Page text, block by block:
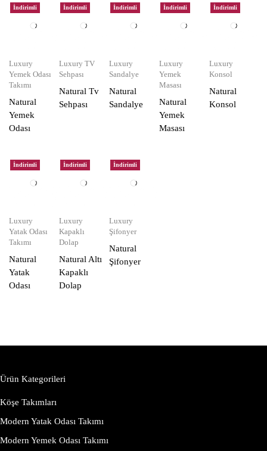
İndirimli
Luxury
Yemek Odası
Takımı
Natural
Yemek
Odası
İndirimli
Luxury TV
Sehpası
Natural Tv
Sehpası
İndirimli
Luxury
Sandalye
Natural
Sandalye
İndirimli
Luxury
Yemek
Masası
Natural
Yemek
Masası
İndirimli
Luxury
Konsol
Natural
Konsol
İndirimli
Luxury
Yatak Odası
Takımı
Natural
Yatak
Odası
İndirimli
Luxury
Kapaklı
Dolap
Natural Altı
Kapaklı
Dolap
İndirimli
Luxury
Şifonyer
Natural
Şifonyer
Ürün Kategorileri
Köşe Takımları
Modern Yatak Odası Takımı
Modern Yemek Odası Takımı